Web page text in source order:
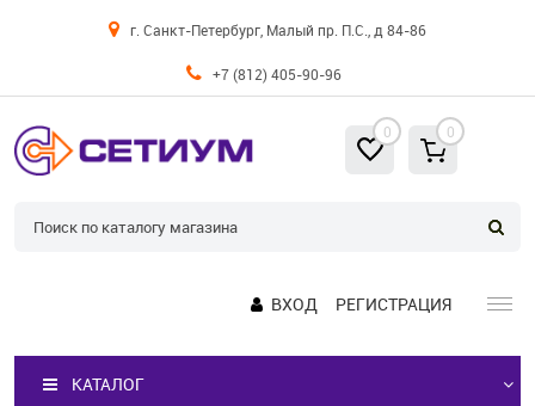
г. Санкт-Петербург, Малый пр. П.С., д 84-86
+7 (812) 405-90-96
0 0
ВХОД РЕГИСТРАЦИЯ
КАТАЛОГ